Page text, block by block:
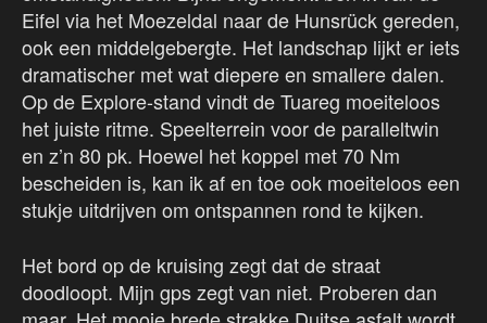
Eifel via het Moezeldal naar de Hunsrück gereden,
ook een middelgebergte. Het landschap lijkt er iets
dramatischer met wat diepere en smallere dalen.
Op de Explore-stand vindt de Tuareg moeiteloos
het juiste ritme. Speelterrein voor de paralleltwin
en z’n 80 pk. Hoewel het koppel met 70 Nm
bescheiden is, kan ik af en toe ook moeiteloos een
stukje uitdrijven om ontspannen rond te kijken.
Het bord op de kruising zegt dat de straat
doodloopt. Mijn gps zegt van niet. Proberen dan